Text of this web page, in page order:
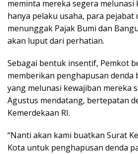
meminta mereka segera melunasi
hanya pelaku usaha, para pejabat
menunggak Pajak Bumi dan
akan luput dari perhatian.
Sebagai bentuk insentif, Pemkot
memberikan penghapusan denda
yang melunasi kewajiban mereka
Agustus mendatang, bertepatan
Kemerdekaan RI.
“Nanti akan kami buatkan Surat
Kota untuk penghapusan denda